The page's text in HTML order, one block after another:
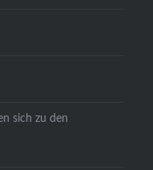
sich zu den